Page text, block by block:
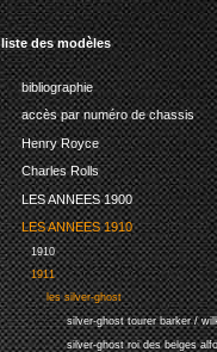
liste des modèles
bibliographie
accès par numéro de chassis
Henry Royce
Charles Rolls
LES ANNEES 1900
LES ANNEES 1910
1910
1911
les silver-ghost
silver-ghost tourer barker /
silver-ghost roi des belges